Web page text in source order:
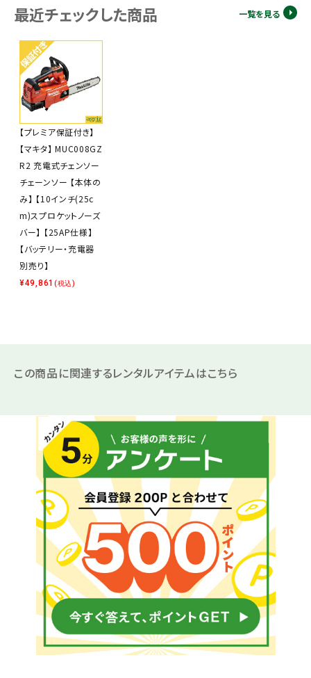
最近チェックした商品 一覧を見る
【プレミア保証付き】
【マキタ】 MUC008GZ
R2 充電式チェンソー
チェーンソー 【本体の
み】 【10インチ(25c
m)スプロケットノーズ
バー】 【25AP仕様】
【バッテリー・充電器
別売り】
¥49,861 (税込)
この商品に関連するレンタルアイテムはこちら